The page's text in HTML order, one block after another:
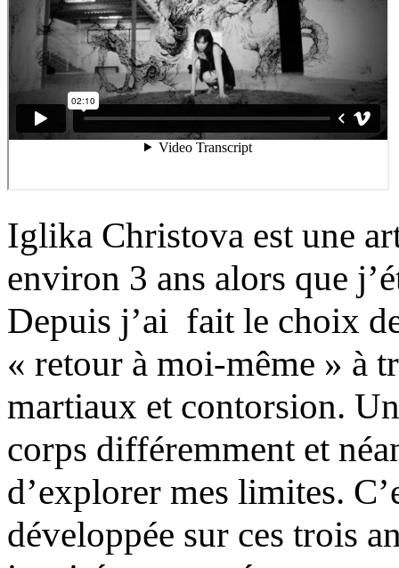
Iglika Christova est une
environ 3 ans alors que
Depuis j’ai fait le choix
« retour à moi-même » à
martiaux et contorsion.
corps différemment et
d’explorer mes limites.
développée sur ces trois